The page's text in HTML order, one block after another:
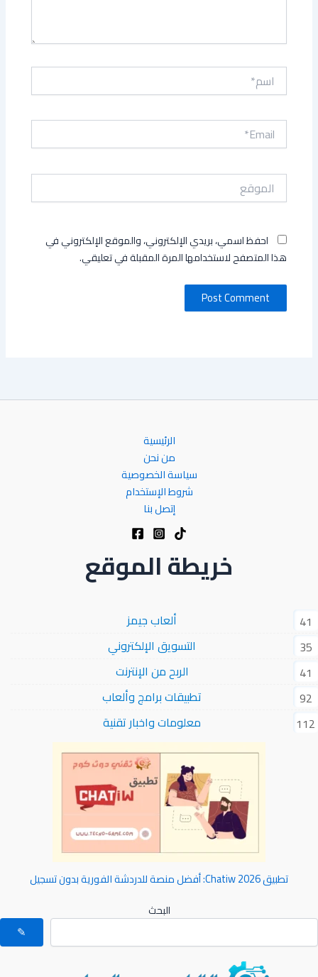
اسم*
Email*
الموقع
احفظ اسمي، بريدي الإلكتروني، والموقع الإلكتروني في
هذا المتصفح لاستخدامها المرة المقبلة في تعليقي.
الرئيسية
من نحن
سياسة الخصوصية
شروط الإستخدام
إتصل بنا
خريطة الموقع
ألعاب جيمز
41
التسويق الإلكتروني
35
الربح من الإنترنت
41
تطبيقات برامج وألعاب
92
معلومات واخبار تقنية
112
تطبيق Chatiw 2026: أفضل منصة للدردشة الفورية بدون تسجيل
البحث
✎